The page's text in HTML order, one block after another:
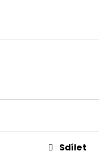
Sdílet